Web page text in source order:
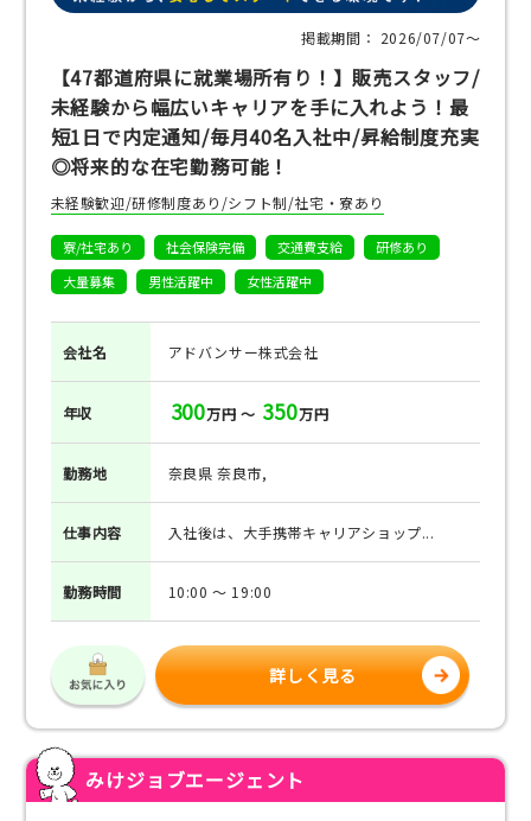
掲載期間： 2026/07/07〜
【47都道府県に就業場所有り！】販売スタッフ/
未経験から幅広いキャリアを手に入れよう！最
短1日で内定通知/毎月40名入社中/昇給制度充実
◎将来的な在宅勤務可能！
未経験歓迎/研修制度あり/シフト制/社宅・寮あり
寮/社宅あり 社会保険完備 交通費支給
研修あり
大量募集
男性活躍中 女性活躍中
会社名 アドバンサー株式会社
年収 300万円 ～ 350万円
勤務地 奈良県 奈良市,
仕事内容 入社後は、大手携帯キャリアショップ...
勤務時間 10:00 ～ 19:00
詳しく見る
みけジョブエージェント